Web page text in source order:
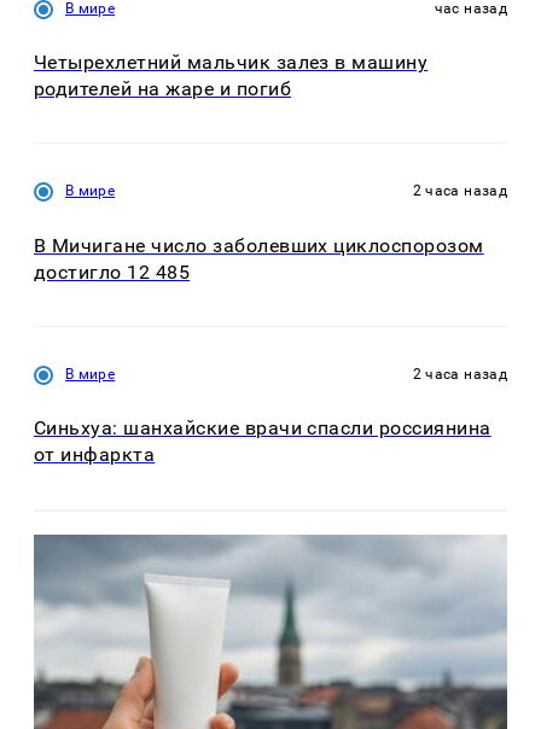
В мире час назад
Четырехлетний мальчик залез в машину
родителей на жаре и погиб
В мире 2 часа назад
В Мичигане число заболевших циклоспорозом
достигло 12 485
В мире 2 часа назад
Синьхуа: шанхайские врачи спасли россиянина
от инфаркта